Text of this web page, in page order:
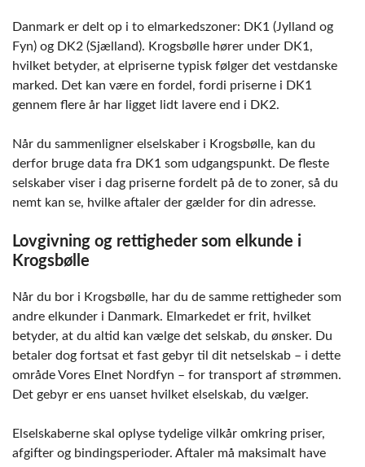
Danmark er delt op i to elmarkedszoner: DK1 (Jylland og
Fyn) og DK2 (Sjælland). Krogsbølle hører under DK1,
hvilket betyder, at elpriserne typisk følger det vestdanske
marked. Det kan være en fordel, fordi priserne i DK1
gennem flere år har ligget lidt lavere end i DK2.
Når du sammenligner elselskaber i Krogsbølle, kan du
derfor bruge data fra DK1 som udgangspunkt. De fleste
selskaber viser i dag priserne fordelt på de to zoner, så du
nemt kan se, hvilke aftaler der gælder for din adresse.
Lovgivning og rettigheder som elkunde i
Krogsbølle
Når du bor i Krogsbølle, har du de samme rettigheder som
andre elkunder i Danmark. Elmarkedet er frit, hvilket
betyder, at du altid kan vælge det selskab, du ønsker. Du
betaler dog fortsat et fast gebyr til dit netselskab – i dette
område Vores Elnet Nordfyn – for transport af strømmen.
Det gebyr er ens uanset hvilket elselskab, du vælger.
Elselskaberne skal oplyse tydelige vilkår omkring priser,
afgifter og bindingsperioder. Aftaler må maksimalt have